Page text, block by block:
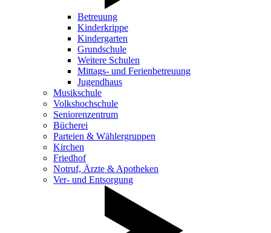
Betreuung
Kinderkrippe
Kindergarten
Grundschule
Weitere Schulen
Mittags- und Ferienbetreuung
Jugendhaus
Musikschule
Volkshochschule
Seniorenzentrum
Bücherei
Parteien & Wählergruppen
Kirchen
Friedhof
Notruf, Ärzte & Apotheken
Ver- und Entsorgung